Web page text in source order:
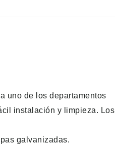
uno de los departamentos
instalación y limpieza. Los
galvanizadas.